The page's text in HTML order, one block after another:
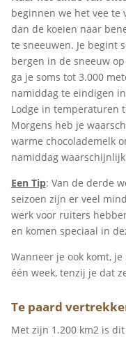
beginnen we het vee te
dan de koeien naar
te sneeuwen. Je begint
bergen in de sneeuw
ga je soms tot 3.000
namiddag te eindigen
Lodge in temperaturen
Morgens heb je
warme chocolademelk
namiddag
Een Tip: Van de derde
seizoen zijn er veel
werk voor ruiters
en komen speciaal in
Wanneer je ook komt,
één week, tenzij je dat
Te paard
Met zijn 1.200 km2 is